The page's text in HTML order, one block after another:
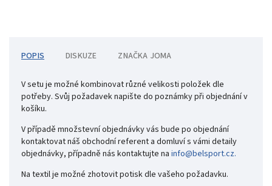
POPIS DISKUZE ZNAČKA JOMA
V setu je možné kombinovat různé velikosti položek dle
potřeby. Svůj požadavek napište do poznámky při objednání v
košíku.
V případě množstevní objednávky vás bude po objednání
kontaktovat náš obchodní referent a domluví s vámi detaily
objednávky, případně nás kontaktujte na info@belsport.cz.
Na textil je možné zhotovit potisk dle vašeho požadavku.